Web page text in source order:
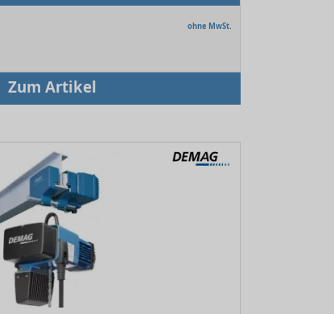
ohne MwSt.
Zum Artikel